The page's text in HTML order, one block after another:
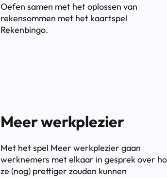
Oefen samen met het oplossen van
rekensommen met het kaartspel
Rekenbingo.
Meer werkplezier
Met het spel Meer werkplezier gaan
werknemers met elkaar in gesprek over
ze (nog) prettiger zouden kunnen